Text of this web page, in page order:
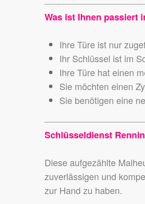
Was ist Ihnen passiert
Ihre Türe ist nur
Ihr Schlüssel ist im
Ihre Türe hat einen
Sie möchten einen
Sie benötigen eine
Schlüsseldienst
Diese aufgezählte
zuverlässigen und
zur Hand zu haben.